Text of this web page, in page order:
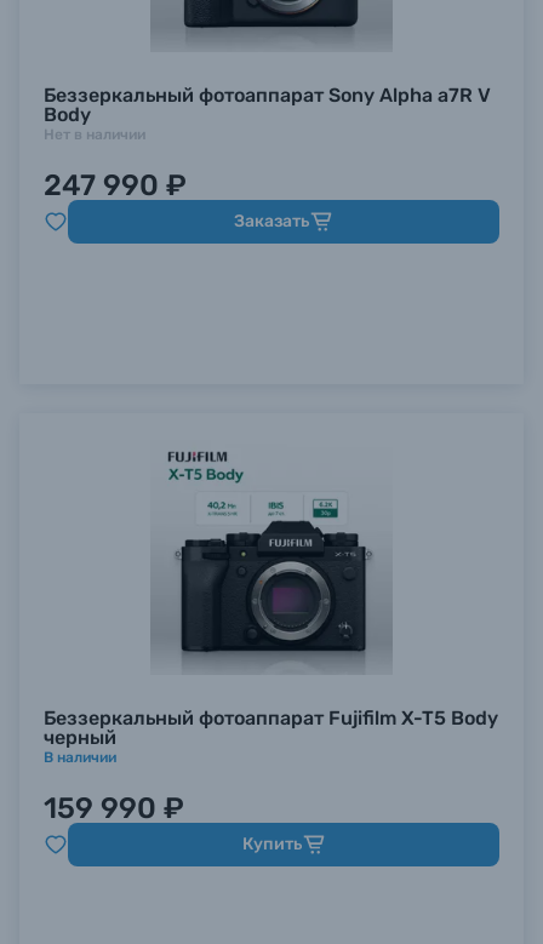
Беззеркальный фотоаппарат Sony Alpha a7R V
Body
Нет в наличии
247 990 ₽
Заказать
Беззеркальный фотоаппарат Fujifilm X-T5 Body
черный
В наличии
159 990 ₽
Купить